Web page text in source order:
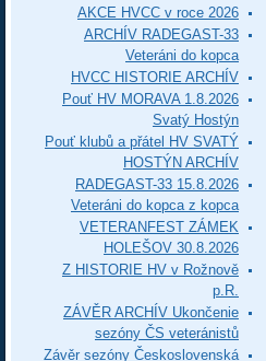
AKCE HVCC v roce 2026
ARCHÍV RADEGAST-33
Veteráni do kopca
HVCC HISTORIE ARCHÍV
Pouť HV MORAVA 1.8.2026
Svatý Hostýn
Pouť klubů a přátel HV SVATÝ
HOSTÝN ARCHÍV
RADEGAST-33 15.8.2026
Veteráni do kopca z kopca
VETERANFEST ZÁMEK
HOLEŠOV 30.8.2026
Z HISTORIE HV v Rožnově
p.R.
ZÁVĚR ARCHÍV Ukončenie
sezóny ČS veteránistů
Závěr sezóny Československá